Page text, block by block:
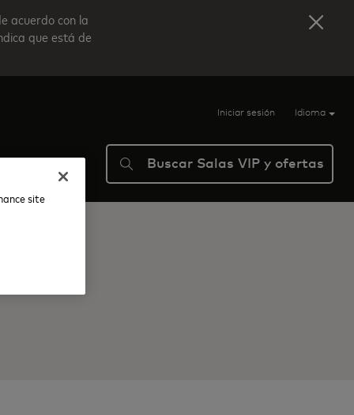
acuerdo con la
que está de
Iniciar sesión Idioma
Buscar Salas VIP y ofertas
site